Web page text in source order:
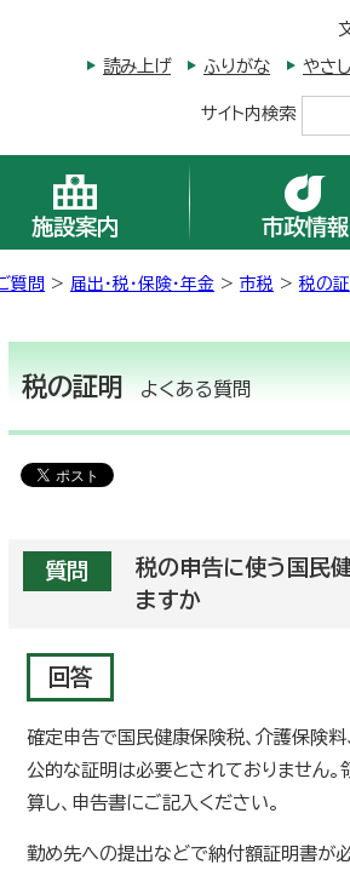
読み上げ ふりがな やさ
サイト内検索
施設案内 市政情報
質問 > 届出・税・保険・年金 > 市税 > 税の
税の証明 よくある質問
質問
税の申告に使う国民
ますか
回答
確定申告で国民健康保険税、介護保険
公的な証明は必要とされておりません
算し、申告書にご記入ください。
勤め先への提出などで納付額証明書が